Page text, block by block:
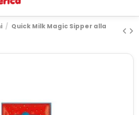
Quick Milk Magic Sipper alla